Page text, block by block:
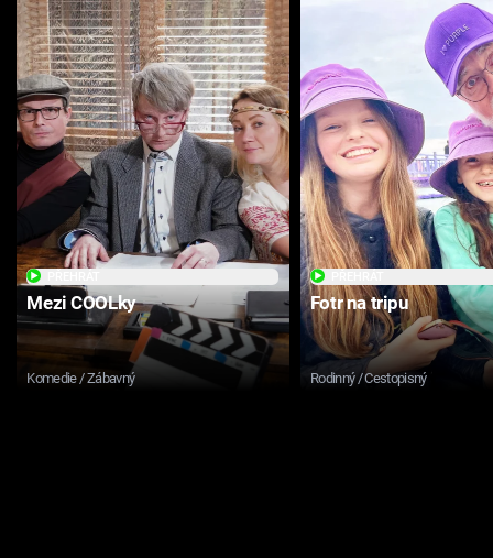
Mezi COOLky
Komedie / Zábavný
Fotr na tripu
Rodinný / Cestopisný